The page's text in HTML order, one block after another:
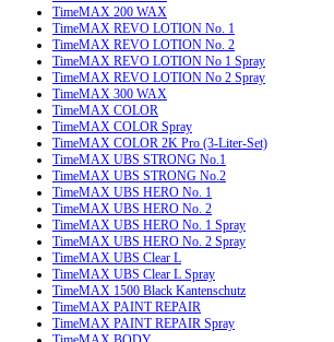
TimeMAX 200 WAX
TimeMAX REVO LOTION No. 1
TimeMAX REVO LOTION No. 2
TimeMAX REVO LOTION No 1 Spray
TimeMAX REVO LOTION No 2 Spray
TimeMAX 300 WAX
TimeMAX COLOR
TimeMAX COLOR Spray
TimeMAX COLOR 2K Pro (3-Liter-Set)
TimeMAX UBS STRONG No.1
TimeMAX UBS STRONG No.2
TimeMAX UBS HERO No. 1
TimeMAX UBS HERO No. 2
TimeMAX UBS HERO No. 1 Spray
TimeMAX UBS HERO No. 2 Spray
TimeMAX UBS Clear L
TimeMAX UBS Clear L Spray
TimeMAX 1500 Black Kantenschutz
TimeMAX PAINT REPAIR
TimeMAX PAINT REPAIR Spray